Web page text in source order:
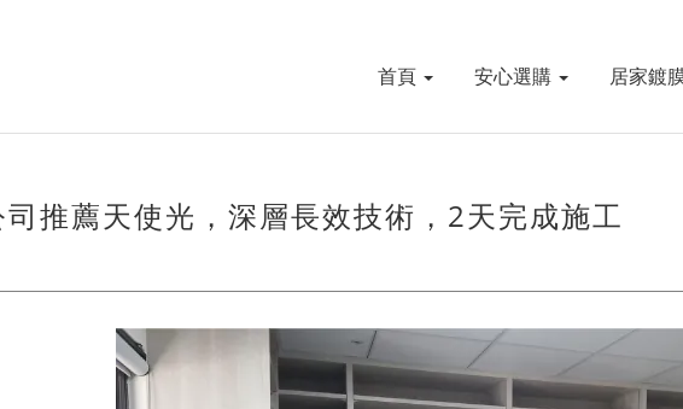
首頁 安心選購 居家鍍
推薦天使光，深層長效技術，2天完成施工